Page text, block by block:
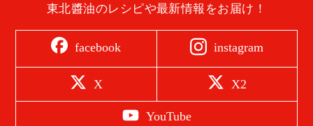
東北醬油のレシピや最新情報をお届け！
facebook instagram
X X2
YouTube